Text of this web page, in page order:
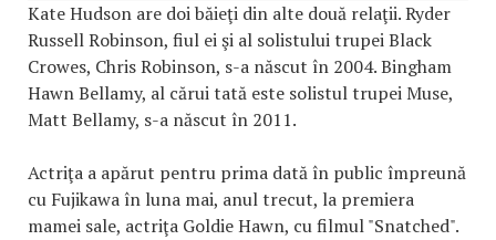
Kate Hudson are doi băieţi din alte două relaţii. Ryder
Russell Robinson, fiul ei şi al solistului trupei Black
Crowes, Chris Robinson, s-a născut în 2004. Bingham
Hawn Bellamy, al cărui tată este solistul trupei Muse,
Matt Bellamy, s-a născut în 2011.
Actriţa a apărut pentru prima dată în public împreună
cu Fujikawa în luna mai, anul trecut, la premiera
mamei sale, actriţa Goldie Hawn, cu filmul "Snatched".